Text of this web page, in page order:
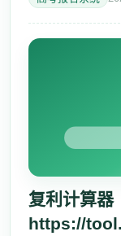
#1 12:28:0
复利计算器
https://